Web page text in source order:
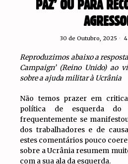
PAZ’ OU PARA
30 de Outubro, 2025
Reproduzimos abaixo a
Campaign’ (Reino Unido) ao
sobre a ajuda militar à Ucrânia
Não temos prazer em
política de esquerda do
frequentemente se
dos trabalhadores e de
estes comentários pouco
sobre a Ucrânia resumem
com a sua ala da esquerda.